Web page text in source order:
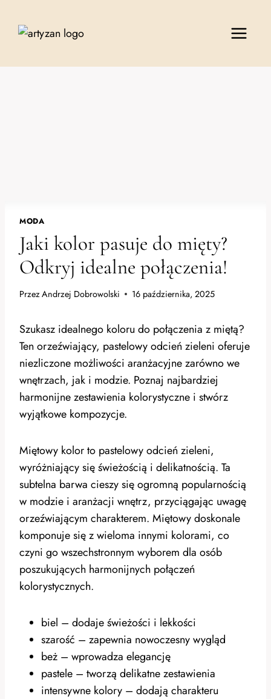
MODA
Jaki kolor pasuje do mięty?
Odkryj idealne połączenia!
PrzezAndrzej Dobrowolski 16 października, 2025
Szukasz idealnego koloru do połączenia z miętą?
Ten orzeźwiający, pastelowy odcień zieleni oferuje
niezliczone możliwości aranżacyjne zarówno we
wnętrzach, jak i modzie. Poznaj najbardziej
harmonijne zestawienia kolorystyczne i stwórz
wyjątkowe kompozycje.
Miętowy kolor to pastelowy odcień zieleni,
wyróżniający się świeżością i delikatnością. Ta
subtelna barwa cieszy się ogromną popularnością
w modzie i aranżacji wnętrz, przyciągając uwagę
orzeźwiającym charakterem. Miętowy doskonale
komponuje się z wieloma innymi kolorami, co
czyni go wszechstronnym wyborem dla osób
poszukujących harmonijnych połączeń
kolorystycznych.
biel – dodaje świeżości i lekkości
szarość – zapewnia nowoczesny wygląd
beż – wprowadza elegancję
pastele – tworzą delikatne zestawienia
intensywne kolory – dodają charakteru